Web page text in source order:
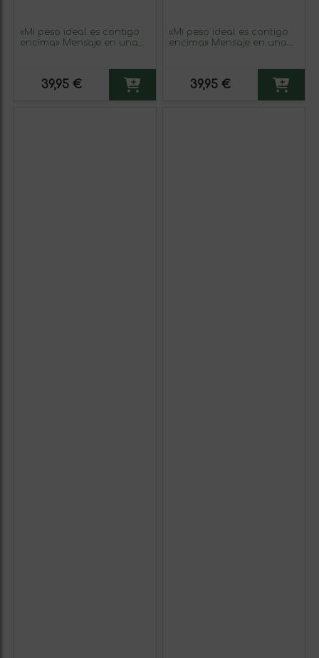
«Mi peso ideal es contigo
encima» Mensaje en una
39,95 €
«Mi peso ideal es contigo
encima» Mensaje en una
39,95 €